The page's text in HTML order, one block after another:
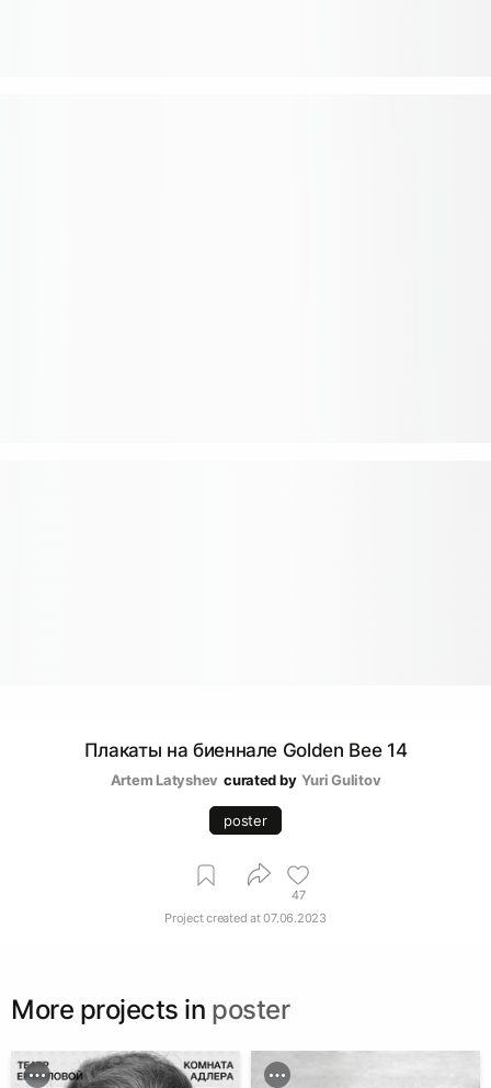
Плакаты на биеннале Golden Bee 14
Artem Latyshev curated by Yuri Gulitov
poster
47
Project created at07.06.2023
More projects in poster